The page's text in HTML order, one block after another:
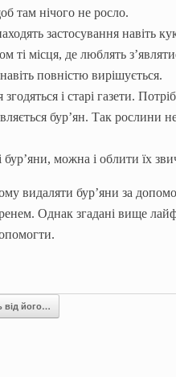
там нічого не росло.
застосування
ті місця, де люблять
повністю вирішується.
і старі газети.
бур’ян. Так рослини
можна і облити їх
видаляти бур’яни за
Однак згадані вище
від його…